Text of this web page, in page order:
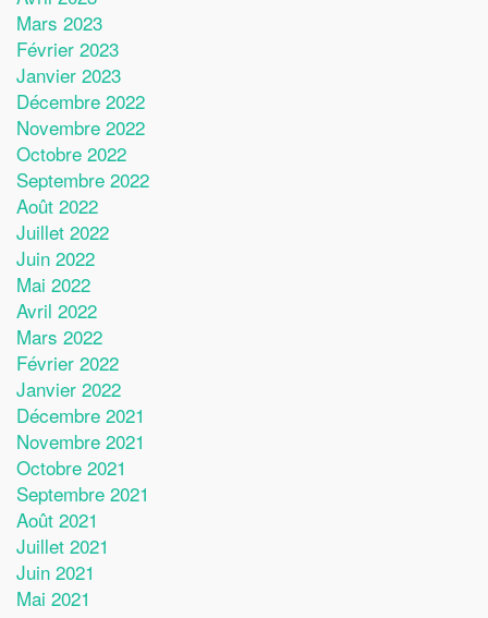
Mars 2023
Février 2023
Janvier 2023
Décembre 2022
Novembre 2022
Octobre 2022
Septembre 2022
Août 2022
Juillet 2022
Juin 2022
Mai 2022
Avril 2022
Mars 2022
Février 2022
Janvier 2022
Décembre 2021
Novembre 2021
Octobre 2021
Septembre 2021
Août 2021
Juillet 2021
Juin 2021
Mai 2021